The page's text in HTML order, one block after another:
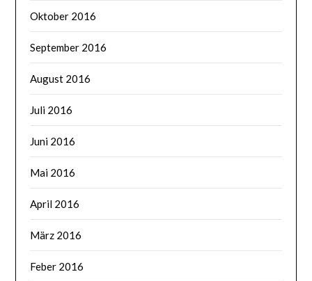
Oktober 2016
September 2016
August 2016
Juli 2016
Juni 2016
Mai 2016
April 2016
März 2016
Feber 2016